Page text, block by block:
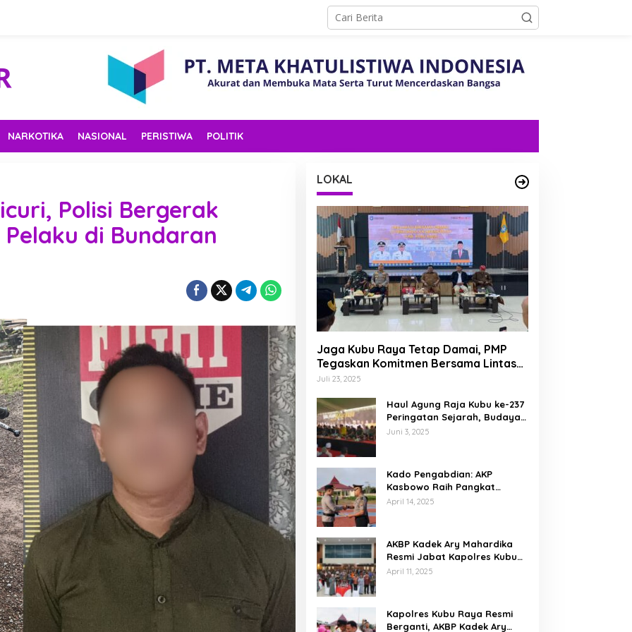
NARKOTIKA NASIONAL PERISTIWA POLITIK
Polisi Bergerak
di Bundaran
LOKAL
Jaga Kubu Raya Tetap Damai, PMP
Tegaskan Komitmen Bersama Lintas
Etnis dan Budaya
Juli 23, 2025
Haul Agung Raja Kubu ke-237
Peringatan Sejarah, Budaya,
dan Energi Nasionalisme di
Juni 3, 2025
Kado Pengabdian: AKP
Kasbowo Raih Pangkat
Kompol Dua Bulan Jelang
April 14, 2025
AKBP Kadek Ary Mahardika
Resmi Jabat Kapolres Kubu
Raya, Siap Perkuat
April 11, 2025
Kapolres Kubu Raya Resmi
Berganti, AKBP Kadek Ary